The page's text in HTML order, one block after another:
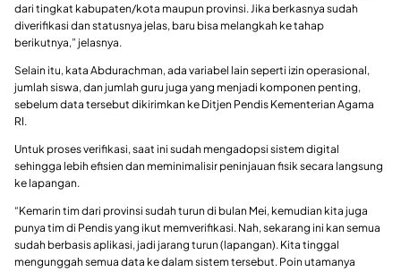
dari tingkat kabupaten/kota maupun provinsi. Jika berkasnya sudah
diverifikasi dan statusnya jelas, baru bisa melangkah ke tahap
berikutnya,” jelasnya.
Selain itu, kata Abdurachman, ada variabel lain seperti izin operasional,
jumlah siswa, dan jumlah guru juga yang menjadi komponen penting,
sebelum data tersebut dikirimkan ke Ditjen Pendis Kementerian Agama
RI.
Untuk proses verifikasi, saat ini sudah mengadopsi sistem digital
sehingga lebih efisien dan meminimalisir peninjauan fisik secara langsung
ke lapangan.
“Kemarin tim dari provinsi sudah turun di bulan Mei, kemudian kita juga
punya tim di Pendis yang ikut memverifikasi. Nah, sekarang ini kan semua
sudah berbasis aplikasi, jadi jarang turun (lapangan). Kita tinggal
mengunggah semua data ke dalam sistem tersebut. Poin utamanya